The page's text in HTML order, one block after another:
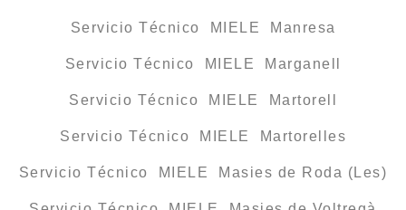
Servicio Técnico MIELE Manresa
Servicio Técnico MIELE Marganell
Servicio Técnico MIELE Martorell
Servicio Técnico MIELE Martorelles
Servicio Técnico MIELE Masies de Roda (Les)